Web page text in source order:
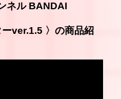
ネル BANDAI
ーver.1.5 〉の商品紹